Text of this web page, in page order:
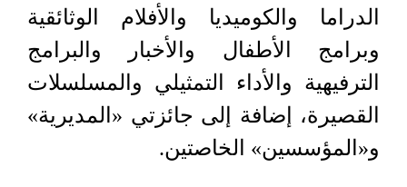
الدراما والكوميديا والأفلام الوثائقية
وبرامج الأطفال والأخبار والبرامج
الترفيهية والأداء التمثيلي والمسلسلات
القصيرة، إضافة إلى جائزتي «المديرية»
و«المؤسسين» الخاصتين.